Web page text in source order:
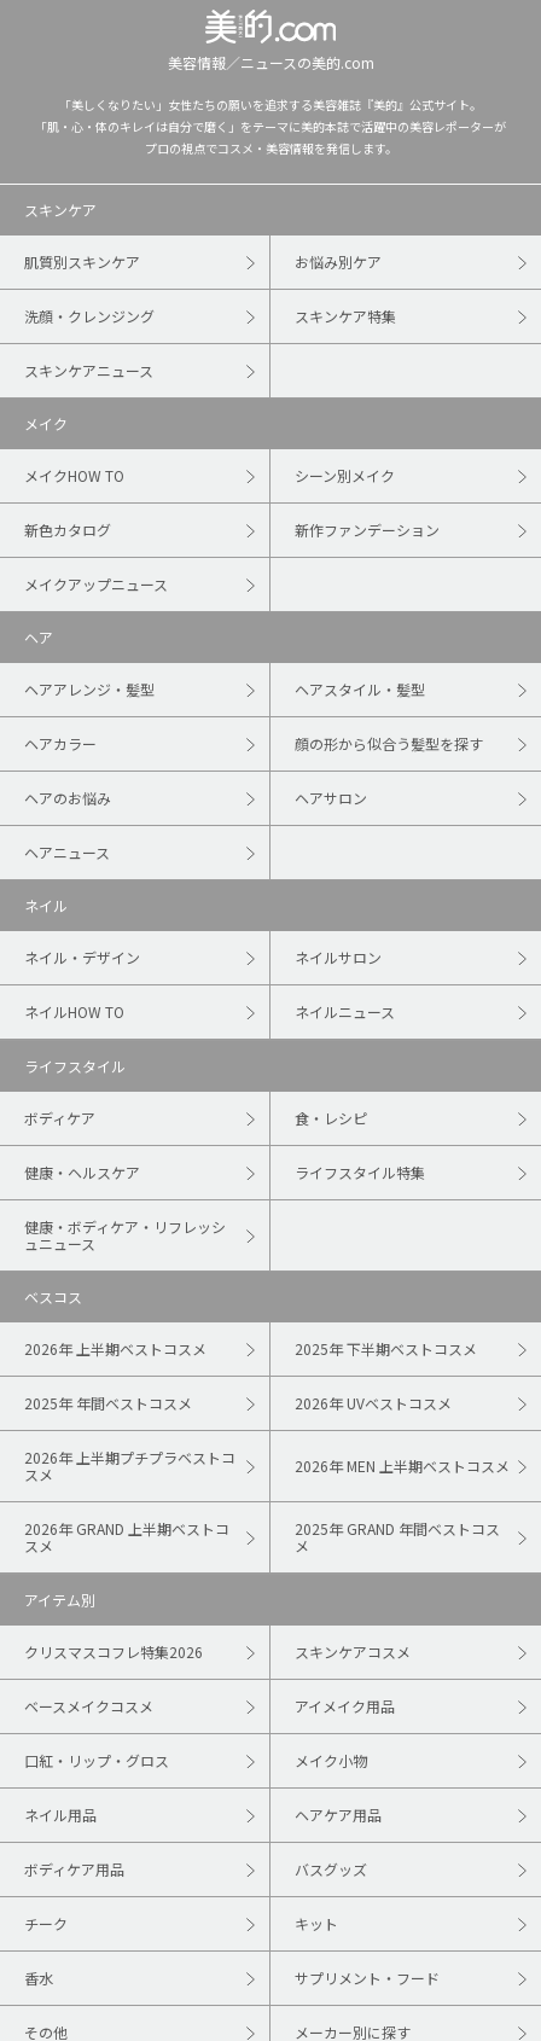
美容情報／ニュースの美的.com
「美しくなりたい」女性たちの願いを追求する美容雑誌『美的』公式サイト。
「肌・心・体のキレイは自分で磨く」をテーマに美的本誌で活躍中の美容レポーターが
プロの視点でコスメ・美容情報を発信します。
スキンケア
肌質別スキンケア お悩み別ケア
洗顔・クレンジング スキンケア特集
スキンケアニュース
メイク
メイクHOW TO シーン別メイク
新色カタログ 新作ファンデーション
メイクアップニュース
ヘア
ヘアアレンジ・髪型 ヘアスタイル・髪型
ヘアカラー 顔の形から似合う髪型を探す
ヘアのお悩み ヘアサロン
ヘアニュース
ネイル
ネイル・デザイン ネイルサロン
ネイルHOW TO ネイルニュース
ライフスタイル
ボディケア 食・レシピ
健康・ヘルスケア ライフスタイル特集
健康・ボディケア・リフレッシ
ュニュース
ベスコス
2026年 上半期ベストコスメ 2025年 下半期ベストコスメ
2025年 年間ベストコスメ 2026年 UVベストコスメ
2026年 上半期プチプラベストコ
スメ
2026年 MEN 上半期ベストコスメ
2026年 GRAND 上半期ベストコ
スメ
2025年 GRAND 年間ベストコス
メ
アイテム別
クリスマスコフレ特集2026 スキンケアコスメ
ベースメイクコスメ アイメイク用品
口紅・リップ・グロス メイク小物
ネイル用品 ヘアケア用品
ボディケア用品 バスグッズ
チーク キット
香水 サプリメント・フード
その他 メーカー別に探す